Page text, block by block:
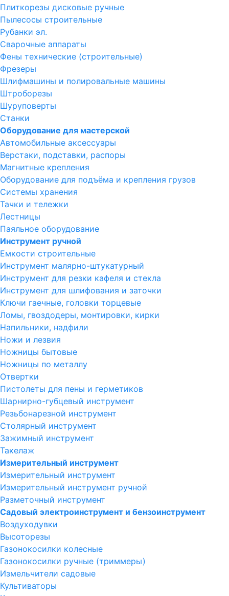
Плиткорезы дисковые ручные
Пылесосы строительные
Рубанки эл.
Сварочные аппараты
Фены технические (строительные)
Фрезеры
Шлифмашины и полировальные машины
Штроборезы
Шуруповерты
Станки
Оборудование для мастерской
Автомобильные аксессуары
Верстаки, подставки, распоры
Магнитные крепления
Оборудование для подъёма и крепления грузов
Системы хранения
Тачки и тележки
Лестницы
Паяльное оборудование
Инструмент ручной
Емкости строительные
Инструмент малярно-штукатурный
Инструмент для резки кафеля и стекла
Инструмент для шлифования и заточки
Ключи гаечные, головки торцевые
Ломы, гвоздодеры, монтировки, кирки
Напильники, надфили
Ножи и лезвия
Ножницы бытовые
Ножницы по металлу
Отвертки
Пистолеты для пены и герметиков
Шарнирно-губцевый инструмент
Резьбонарезной инструмент
Столярный инструмент
Зажимный инструмент
Такелаж
Измерительный инструмент
Измерительный инструмент
Измерительный инструмент ручной
Разметочный инструмент
Садовый электроинструмент и бензоинструмент
Воздуходувки
Высоторезы
Газонокосилки колесные
Газонокосилки ручные (триммеры)
Измельчители садовые
Культиваторы